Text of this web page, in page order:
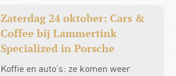
Zaterdag 24 oktober: Cars &
Coffee bij Lammertink
Specialized in Porsche
Koffie en auto’s: ze komen weer